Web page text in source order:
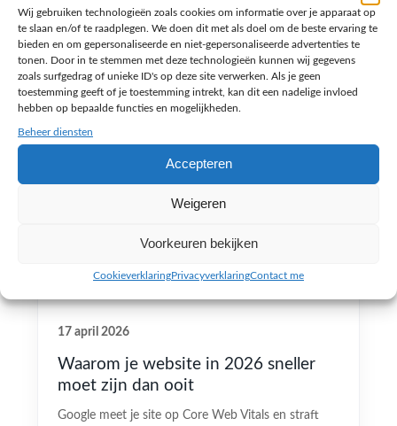
Wij gebruiken technologieën zoals cookies om informatie over je apparaat op
te slaan en/of te raadplegen. We doen dit met als doel om de beste ervaring te
bieden en om gepersonaliseerde en niet-gepersonaliseerde advertenties te
tonen. Door in te stemmen met deze technologieën kunnen wij gegevens
zoals surfgedrag of unieke ID's op deze site verwerken. Als je geen
toestemming geeft of je toestemming intrekt, kan dit een nadelige invloed
hebben op bepaalde functies en mogelijkheden.
Beheer diensten
Accepteren
Weigeren
Voorkeuren bekijken
CookieverklaringPrivacyverklaringContact me
17 april 2026
Waarom je website in 2026 sneller
moet zijn dan ooit
Google meet je site op Core Web Vitals en straft